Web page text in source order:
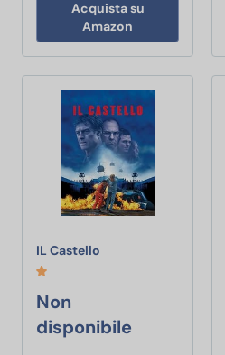
Acquista su
Amazon
IL Castello
Non
disponibile